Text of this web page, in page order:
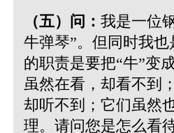
（五）问： 我是一位
牛弹琴”。但同时我
的职责是要把“牛”变
虽然在看，却看不到
却听不到；它们虽然
理。请问您是怎么看